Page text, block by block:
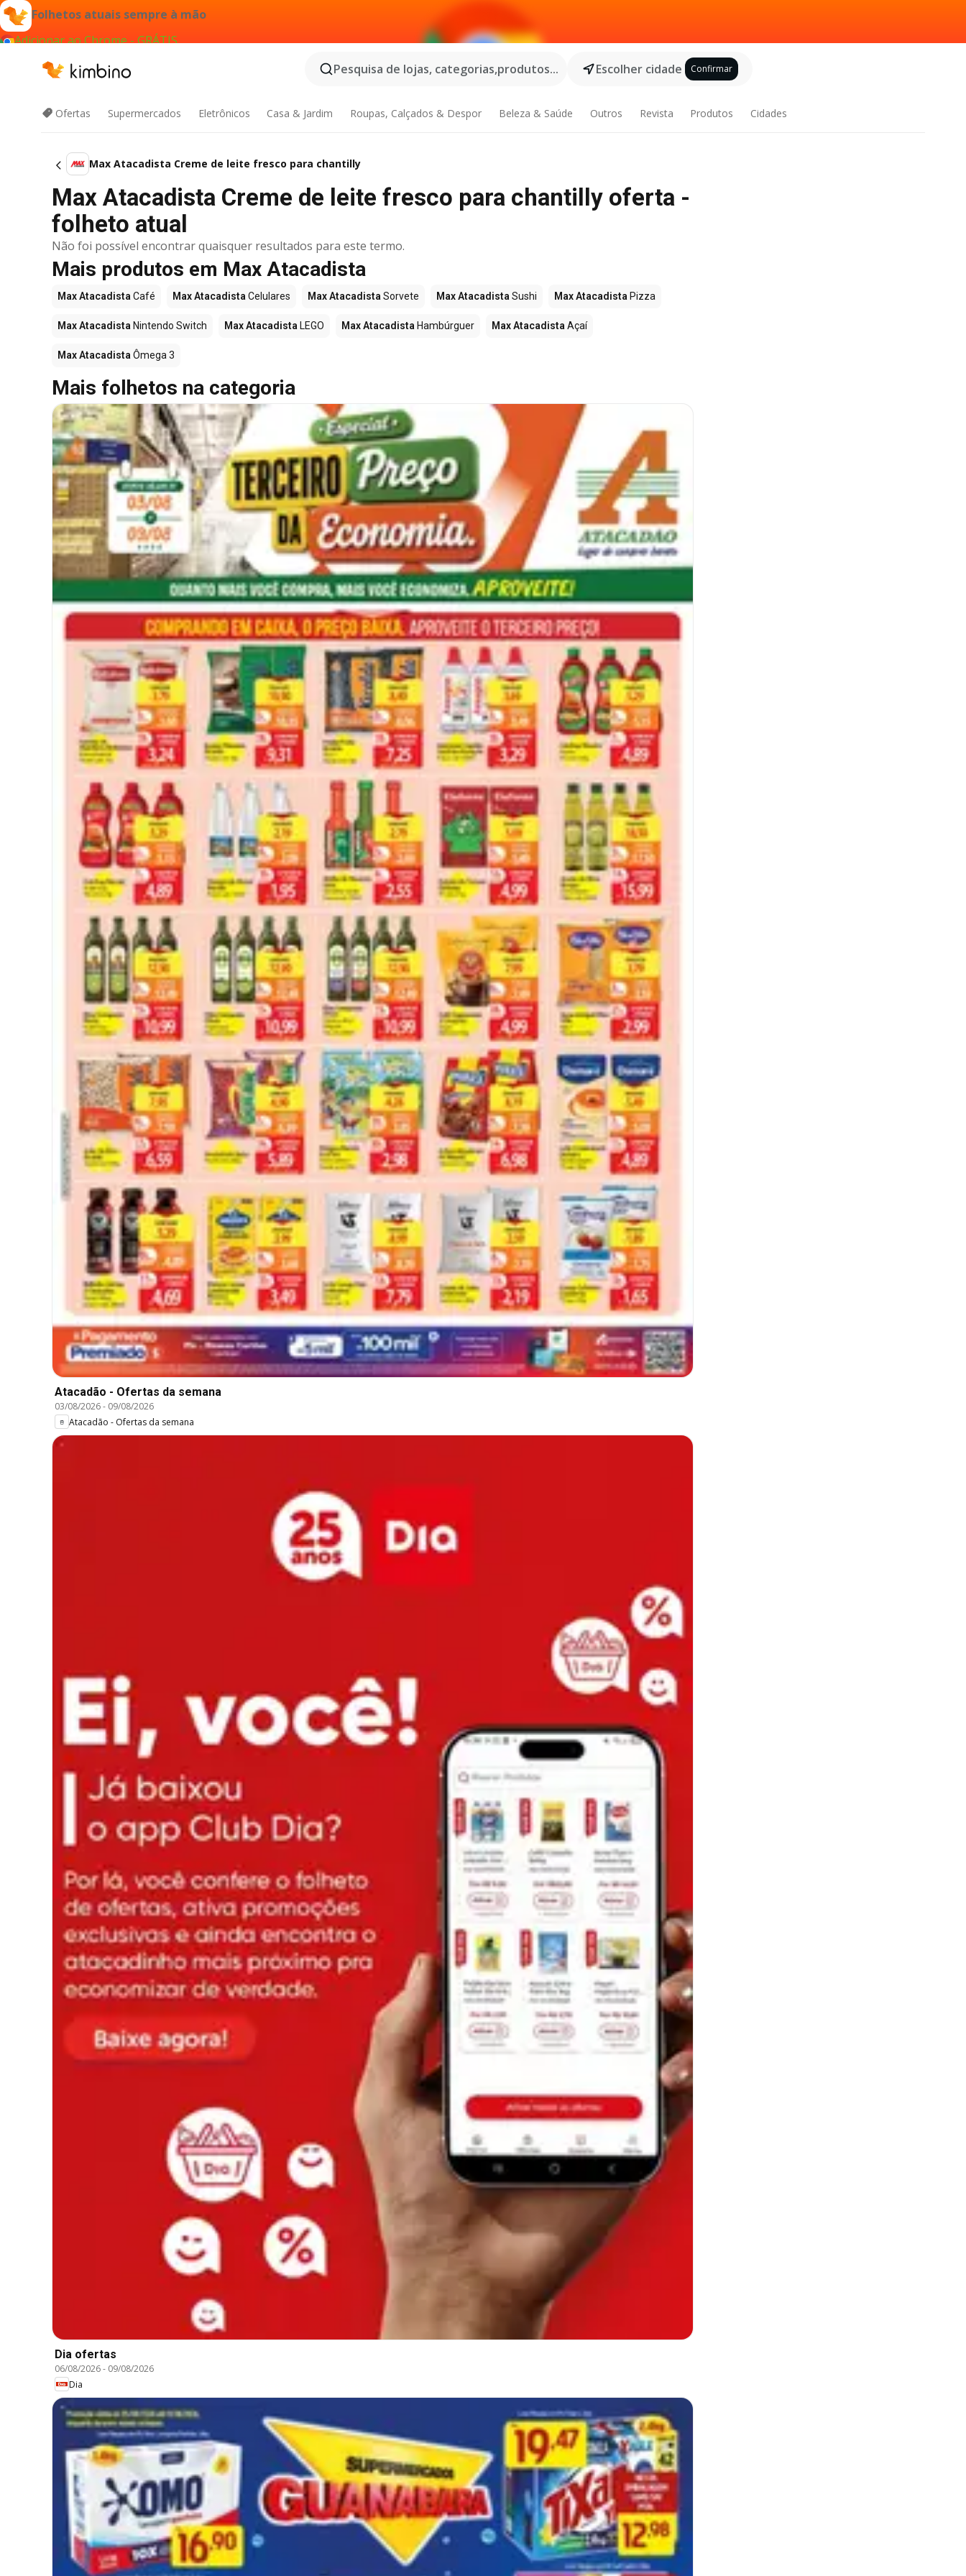
Folhetos atuais sempre à mão
Adicionar ao Chrome - GRÁTIS
Pesquisa de lojas, categorias,produtos...
Escolher cidade Confirmar
Ofertas Supermercados Eletrônicos Casa & Jardim Roupas, Calçados & Despor Beleza & Saúde Outros Revista Produtos Cidades
Max Atacadista Creme de leite fresco para chantilly
Max Atacadista Creme de leite fresco para chantilly oferta -
folheto atual
Não foi possível encontrar quaisquer resultados para este termo.
Mais produtos em Max Atacadista
Max Atacadista Café Max Atacadista Celulares Max Atacadista Sorvete Max Atacadista Sushi Max Atacadista Pizza
Max Atacadista Nintendo Switch Max Atacadista LEGO Max Atacadista Hambúrguer Max Atacadista Açaí
Max Atacadista Ômega 3
Mais folhetos na categoria
Atacadão - Ofertas da semana
03/08/2026- 09/08/2026
Atacadão - Ofertas da semana
Dia ofertas
06/08/2026- 09/08/2026
Dia